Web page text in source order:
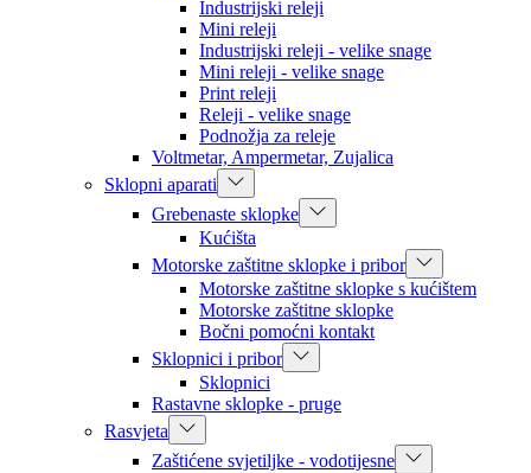
Industrijski releji
Mini releji
Industrijski releji - velike snage
Mini releji - velike snage
Print releji
Releji - velike snage
Podnožja za releje
Voltmetar, Ampermetar, Zujalica
Sklopni aparati
Grebenaste sklopke
Kućišta
Motorske zaštitne sklopke i pribor
Motorske zaštitne sklopke s kućištem
Motorske zaštitne sklopke
Bočni pomoćni kontakt
Sklopnici i pribor
Sklopnici
Rastavne sklopke - pruge
Rasvjeta
Zaštićene svjetiljke - vodotijesne